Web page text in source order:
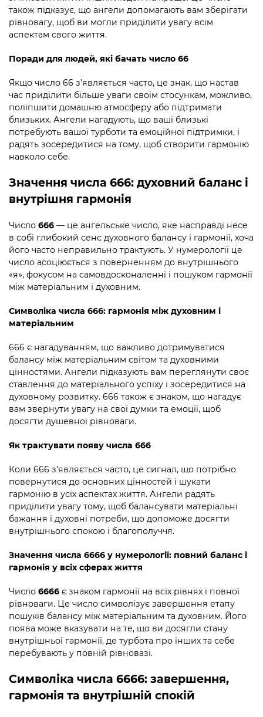
також підказує, що ангели допомагають вам зберігати
рівновагу, щоб ви могли приділити увагу всім
аспектам свого життя.
Поради для людей, які бачать число 66
Якщо число 66 з’являється часто, це знак, що настав
час приділити більше уваги своїм стосункам, можливо,
поліпшити домашню атмосферу або підтримати
близьких. Ангели нагадують, що ваші близькі
потребують вашої турботи та емоційної підтримки, і
радять зосередитися на тому, щоб створити гармонію
навколо себе.
Значення числа 666: духовний баланс і
внутрішня гармонія
Число 666 — це ангельське число, яке насправді несе
в собі глибокий сенс духовного балансу і гармонії, хоча
його часто неправильно трактують. У нумерології це
число асоціюється з поверненням до внутрішнього
«я», фокусом на самовдосконаленні і пошуком гармонії
між матеріальним і духовним.
Символіка числа 666: гармонія між духовним і
матеріальним
666 є нагадуванням, що важливо дотримуватися
балансу між матеріальним світом та духовними
цінностями. Ангели підказують вам переглянути своє
ставлення до матеріального успіху і зосередитися на
духовному розвитку. 666 також є знаком, що нагадує
вам звернути увагу на свої думки та емоції, щоб
досягти душевної рівноваги.
Як трактувати появу числа 666
Коли 666 з’являється часто, це сигнал, що потрібно
повернутися до основних цінностей і шукати
гармонію в усіх аспектах життя. Ангели радять
приділити увагу тому, щоб балансувати матеріальні
бажання і духовні потреби, що допоможе досягти
внутрішнього спокою і благополуччя.
Значення числа 6666 у нумерології: повний баланс і
гармонія у всіх сферах життя
Число 6666 є знаком гармонії на всіх рівнях і повної
рівноваги. Це число символізує завершення етапу
пошуків балансу між матеріальним та духовним. Його
поява може вказувати на те, що ви досягли стану
внутрішньої гармонії, де турбота про інших та себе
перебувають у повній рівновазі.
Символіка числа 6666: завершення,
гармонія та внутрішній спокій